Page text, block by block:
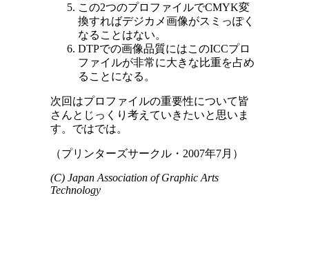
この2つのプロファイルでCMYK変
換すればデジカメ画像がスミっぽく
なることはない。
DTPでの画像品質にはこのICCプロ
ファイルが非常に大きな比重を占め
ることになる。
次回はプロファイルの重要性について皆
さんとじっくり考えていきたいと思いま
す。ではでは。
（プリンターズサークル・2007年7月）
(C) Japan Association of Graphic Arts
Technology